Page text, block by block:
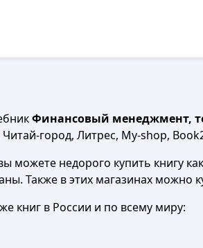
Финансовый менеджмент,
город, Литрес, My-shop,
можете недорого купить книгу
Также в этих магазинах можно
книг в России и по всему миру: